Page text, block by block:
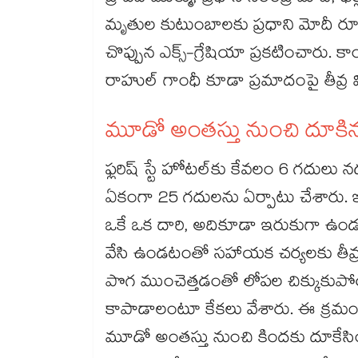
మృతుల కుటుంబాలకు ప్రధాని మోదీ
చొప్పున ఎక్స్-గ్రేషియా ప్రకటించారు.
రాహుల్ గాంధీ కూడా ప్రమాదంపై తీవ్ర
మూడో అంతస్తు నుంచి
ఫ్లరిష్ స్టే హోటల్‌‌కు కేవలం 6
ఏకంగా 25 గదులను ఏర్పాటు
ఒకే ఒక దారి, అదికూడా ఇరుకుగా
వేసి ఉండటంతో సహాయక చర్యలకు
పొగ ముంచెత్తడంతో లోపల
కాపాడాలంటూ కేకలు వేశారు. ఈ
మూడో అంతస్తు నుంచి కిందకు